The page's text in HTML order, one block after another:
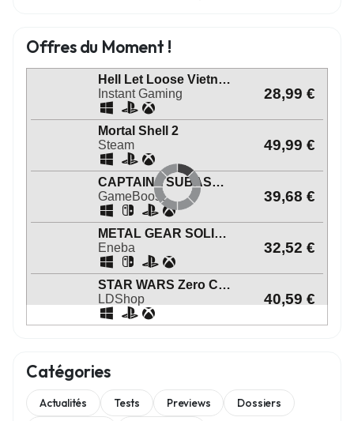
Offres du Moment !
Catégories
Actualités Tests Previews
Dossiers